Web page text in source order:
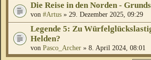
Die Reise in den Norden -
von #Artus » 29. Dezember 2025, 09:29
Legende 5: Zu
Helden?
von Pasco_Archer » 8. April 2024, 08:01